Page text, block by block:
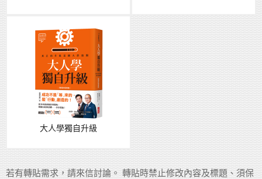
大人學獨自升級
若有轉貼需求，請來信討論。 轉貼時禁止修改內容及標題、須保